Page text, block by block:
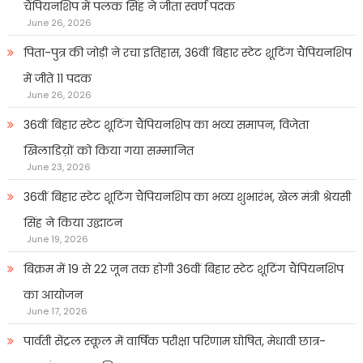
चैंपियनशिप में पलक सिंह ने जीता स्वर्ण पदक
June 26, 2026
पिता-पुत्र की जोड़ी ने रचा इतिहास, 36वीं बिहार स्टेट शूटिंग चैंपियनशिप
में जीते 11 पदक
June 26, 2026
36वीं बिहार स्टेट शूटिंग चैंपियनशिप का भव्य समापन, विजेता
खिलाडिय़ों को किया गया सम्मानित
June 23, 2026
36वीं बिहार स्टेट शूटिंग चैंपियनशिप का भव्य शुभारंभ, खेल मंत्री श्रेयसी
सिंह ने किया उद्घाटन
June 19, 2026
बिक्रम में 19 से 22 जून तक होगी 36वीं बिहार स्टेट शूटिंग चैंपियनशिप
का आयोजन
June 17, 2026
पार्वती सेंट्रल स्कूल में वार्षिक परीक्षा परिणाम घोषित, मेधावी छात्र-